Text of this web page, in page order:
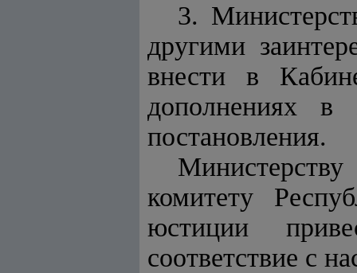
3.
другими
внести в
дополнениях в
постановления.
комитету
юстиции
соответствие с